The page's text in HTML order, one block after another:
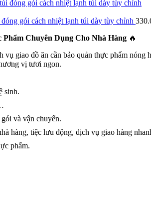
đồ uống lạnh trong thời gian dài.
và các mô hình F&B giao hàng.
và bảo vệ môi trường.
gói cách nhiệt lạnh túi dày tùy chỉnh
Chuyên Dụng Cho Nhà Hàng 🔥
giao đồ ăn cần bảo quản thực phẩm
vị tươi ngon.
sinh.
và vận chuyển.
hàng, tiệc lưu động, dịch vụ giao hàng
phẩm.